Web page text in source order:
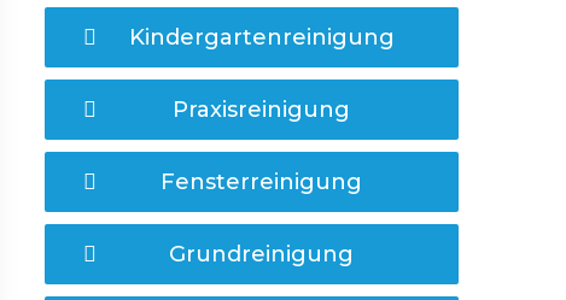
Kindergartenreinigung
Praxisreinigung
Fensterreinigung
Grundreinigung